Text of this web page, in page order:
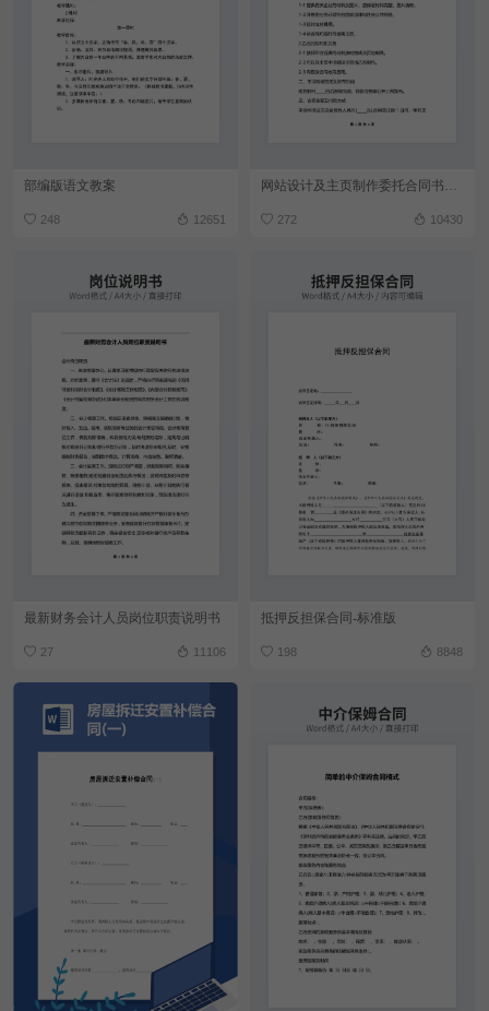
部编版语文教案
248 12651
网站设计及主页制作委托合同书范本
272 10430
最新财务会计人员岗位职责说明书
27 11106
抵押反担保合同-标准版
198 8848